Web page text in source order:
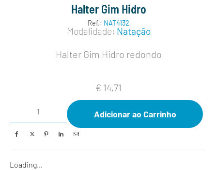
Halter Gim Hidro
Ref.: NAT4132
Modalidade: Natação
Halter Gim Hidro redondo
€ 14,71
Adicionar ao Carrinho
Loading...